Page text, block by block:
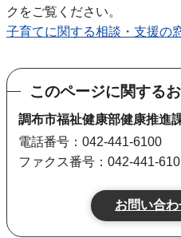
クをご覧ください。
子育てに関する相談・支援の
このページに関する
調布市福祉健康部健康推進
電話番号：042-441-6100
ファクス番号：042-441-